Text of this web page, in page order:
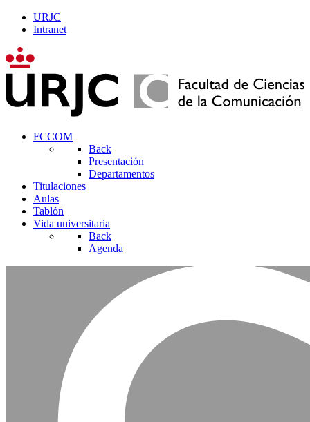
URJC
Intranet
FCCOM
Back
Presentación
Departamentos
Titulaciones
Aulas
Tablón
Vida universitaria
Back
Agenda